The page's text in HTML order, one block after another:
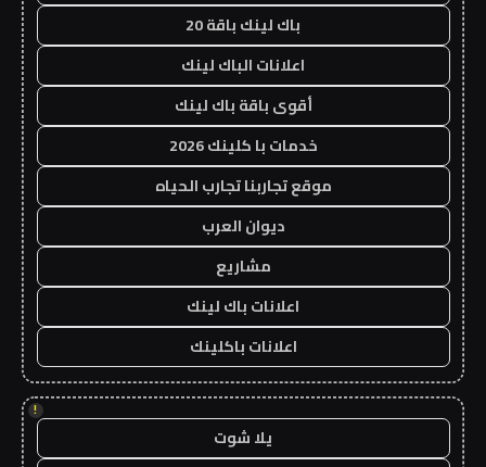
باك لينك باقة 20
اعلانات الباك لينك
أقوى باقة باك لينك
خدمات با كلينك 2026
موقع تجاربنا تجارب الحياه
ديوان العرب
مشاريع
اعلانات باك لينك
اعلانات باكلينك
!
يلا شوت